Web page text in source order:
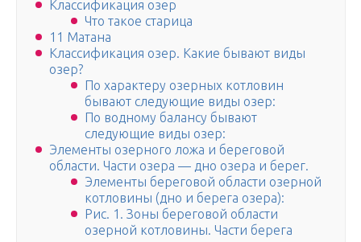
Классификация озер
Что такое старица
11 Матана
Классификация озер. Какие бывают виды
озер?
По характеру озерных котловин
бывают следующие виды озер:
По водному балансу бывают
следующие виды озер:
Элементы озерного ложа и береговой
области. Части озера — дно озера и берег.
Элементы береговой области озерной
котловины (дно и берега озера):
Рис. 1. Зоны береговой области
озерной котловины. Части берега